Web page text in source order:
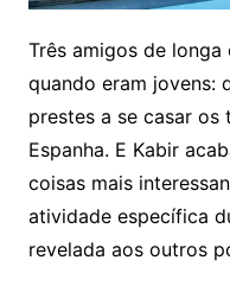
Três amigos de
quando eram jovens:
prestes a se casar os
Espanha. E Kabir
coisas mais
atividade específica
revelada aos outros